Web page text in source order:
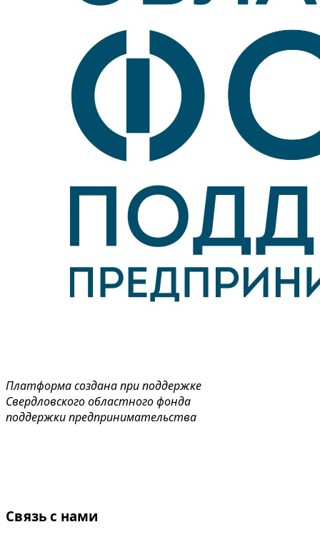
Платформа создана при поддержке
Свердловского областного фонда
поддержки предпринимательства
Связь с нами